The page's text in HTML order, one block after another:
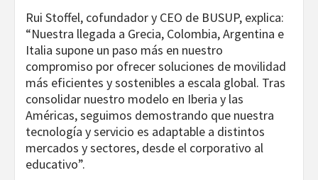
Rui Stoffel, cofundador y CEO de BUSUP, explica:
“Nuestra llegada a Grecia, Colombia, Argentina e
Italia supone un paso más en nuestro
compromiso por ofrecer soluciones de movilidad
más eficientes y sostenibles a escala global. Tras
consolidar nuestro modelo en Iberia y las
Américas, seguimos demostrando que nuestra
tecnología y servicio es adaptable a distintos
mercados y sectores, desde el corporativo al
educativo”.